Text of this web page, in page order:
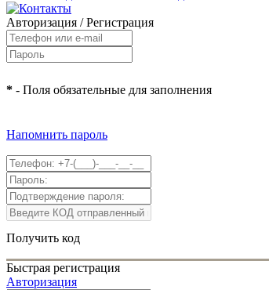
Авторизация /Регистрация
* - Поля обязательные для заполнения
Напомнить пароль
Получить код
Быстрая регистрация
Авторизация